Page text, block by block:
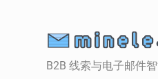
B2B 线索与电子邮件智